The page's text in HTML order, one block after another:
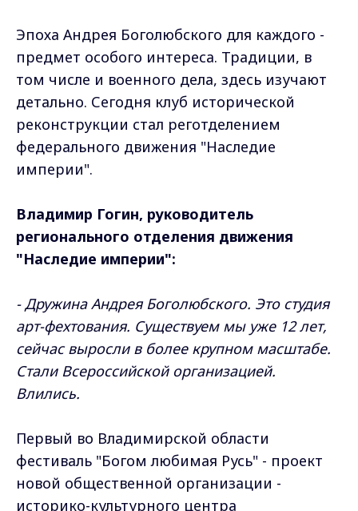
Эпоха Андрея Боголюбского для каждого -
предмет особого интереса. Традиции, в
том числе и военного дела, здесь изучают
детально. Сегодня клуб исторической
реконструкции стал реготделением
федерального движения "Наследие
империи".
Владимир Гогин, руководитель
регионального отделения движения
"Наследие империи":
- Дружина Андрея Боголюбского. Это студия
арт-фехтования. Существуем мы уже 12 лет,
сейчас выросли в более крупном масштабе.
Стали Всероссийской организацией.
Влились.
Первый во Владимирской области
фестиваль "Богом любимая Русь" - проект
новой общественной организации -
историко-культурного центра